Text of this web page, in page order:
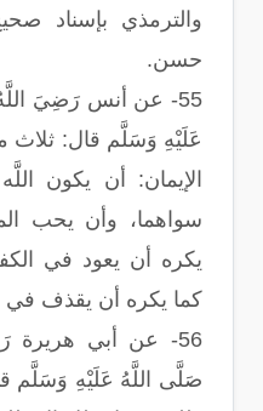
والترمذي بإسناد
حسن.
55- عن أنس رَضِيَ
عَلَيْهِ وَسَلَّم قال: ثلاث
الإيمان: أن يكون
سواهما، وأن يحب
يكره أن يعود في
كما يكره أن يقذف في
56- عن أبي هريرة
صَلَّى اللَّهُ عَلَيْهِ وَسَلَّم